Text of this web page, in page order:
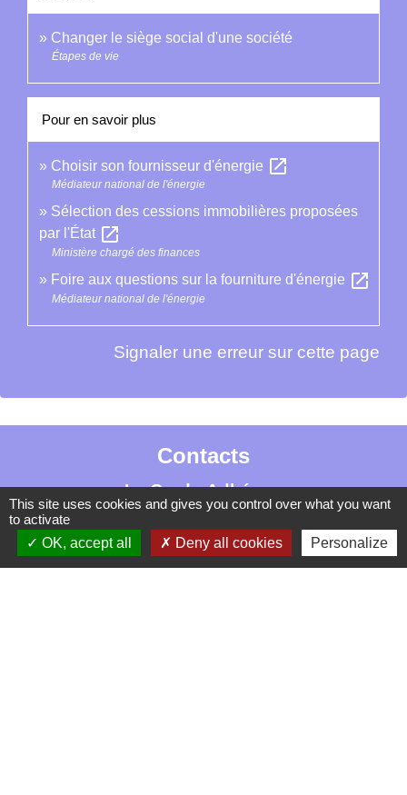
Changer le siège social d'une société
Étapes de vie
Pour en savoir plus
Choisir son fournisseur d'énergie open_in_new
Médiateur national de l'énergie
Sélection des cessions immobilières proposées
par l'État open_in_new
Ministère chargé des finances
Foire aux questions sur la fourniture d'énergie open_in_new
Médiateur national de l'énergie
Signaler une erreur sur cette page
Contacts
La Garde-Adhémar
25, rue Pauline de Simiane
26700 La Garde-Adhémar - FRANCE
+33 4 75 04 41 09
This site uses cookies and gives you control over what you want
to activate
OK, accept all
Deny all cookies Personalize